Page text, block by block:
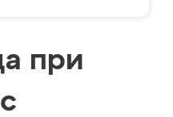
при